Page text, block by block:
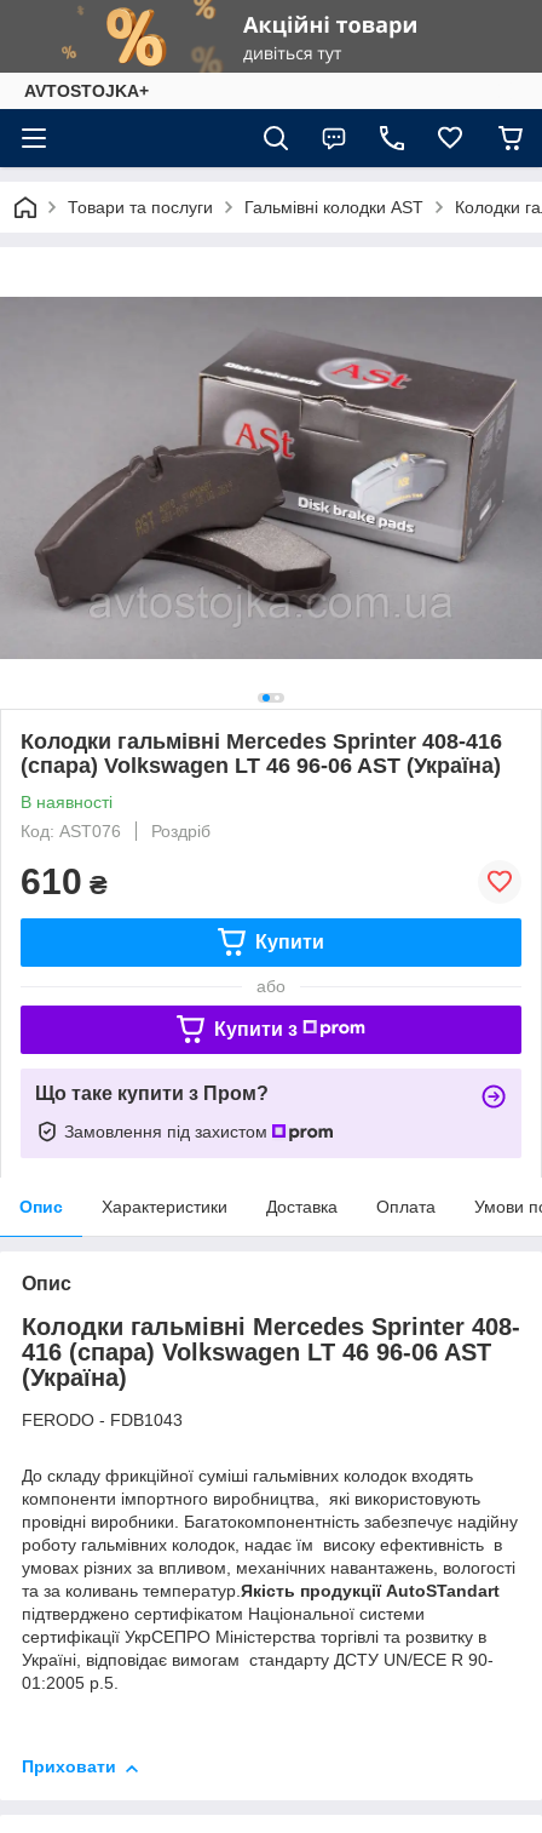
AVTOSTOJKA+
Товари та послуги Гальмівні колодки AST Колодки
Колодки гальмівні Mercedes Sprinter 408-416
(спара) Volkswagen LT 46 96-06 AST (Україна)
В наявності
Код: AST076
Роздріб
610 ₴
Купити
або
Купити з
Що таке купити з Пром?
Замовлення під захистом
Опис Характеристики Доставка Оплата Умови
Опис
Колодки гальмівні Mercedes Sprinter 408-
416 (спара) Volkswagen LT 46 96-06 AST
(Україна)
FERODO - FDB1043
До складу фрикційної суміші гальмівних колодок входять
компоненти імпортного виробництва, які використовують
провідні виробники. Багатокомпонентність забезпечує надійну
роботу гальмівних колодок, надає їм високу ефективність в
умовах різних за впливом, механічних навантажень, вологості
та за коливань температур.Якість продукції AutoSTandart
підтверджено сертифікатом Національної системи
сертифікації УкрСЕПРО Міністерства торгівлі та розвитку в
Україні, відповідає вимогам стандарту ДСТУ UN/ECE R 90-
01:2005 р.5.
Приховати